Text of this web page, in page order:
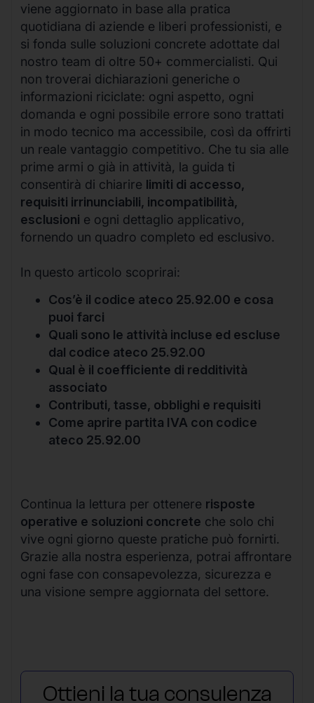
viene aggiornato in base alla pratica
quotidiana di aziende e liberi professionisti, e
si fonda sulle soluzioni concrete adottate dal
nostro team di oltre 50+ commercialisti. Qui
non troverai dichiarazioni generiche o
informazioni riciclate: ogni aspetto, ogni
domanda e ogni possibile errore sono trattati
in modo tecnico ma accessibile, così da offrirti
un reale vantaggio competitivo. Che tu sia alle
prime armi o già in attività, la guida ti
consentirà di chiarire limiti di accesso,
requisiti irrinunciabili, incompatibilità,
esclusioni e ogni dettaglio applicativo,
fornendo un quadro completo ed esclusivo.
In questo articolo scoprirai:
Cos’è il codice ateco 25.92.00 e cosa
puoi farci
Quali sono le attività incluse ed escluse
dal codice ateco 25.92.00
Qual è il coefficiente di redditività
associato
Contributi, tasse, obblighi e requisiti
Come aprire partita IVA con codice
ateco 25.92.00
Continua la lettura per ottenere risposte
operative e soluzioni concrete che solo chi
vive ogni giorno queste pratiche può fornirti.
Grazie alla nostra esperienza, potrai affrontare
ogni fase con consapevolezza, sicurezza e
una visione sempre aggiornata del settore.
Ottieni la tua consulenza